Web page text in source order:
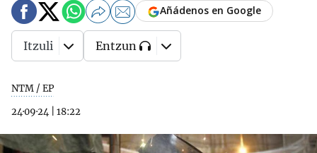
NTM / EP
24·09·24
18:22
Añádenos en Google
Itzuli Entzun